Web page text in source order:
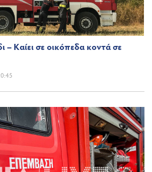
– Καίει σε οικόπεδα κοντά σε